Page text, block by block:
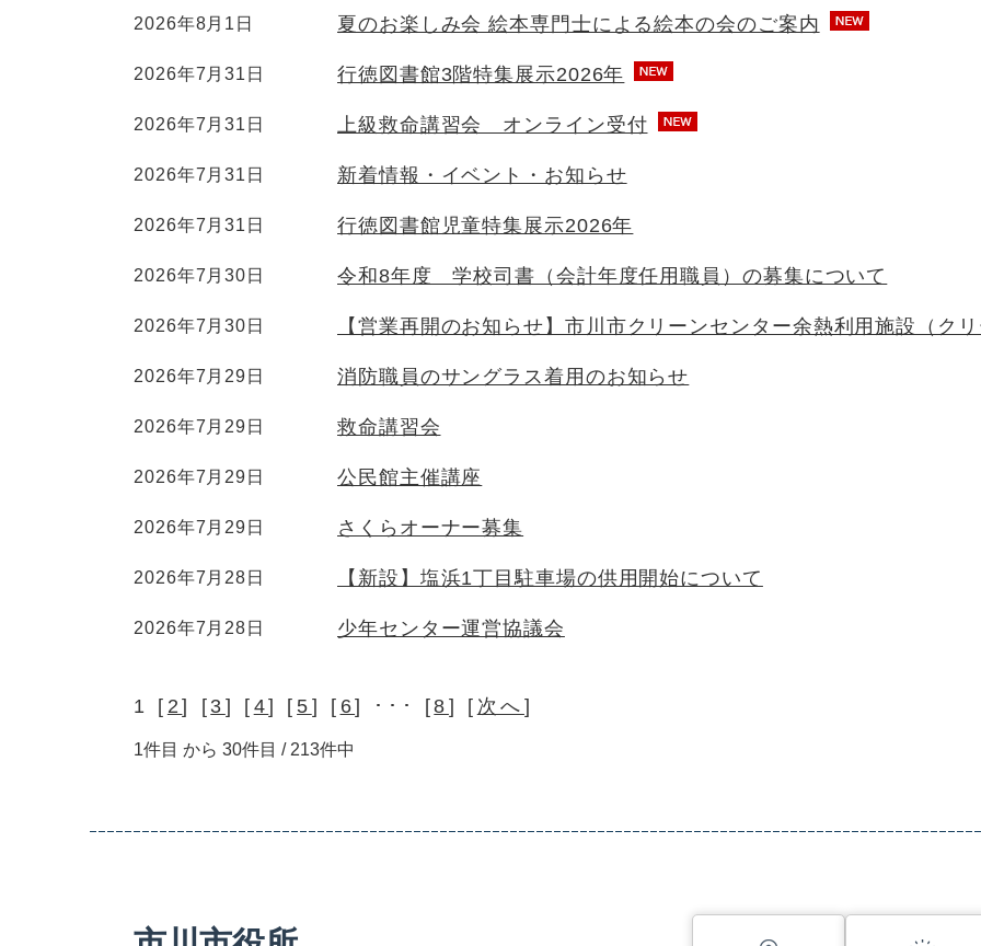
2026年8月1日 夏のお楽しみ会 絵本専門士による絵本の会のご案内
2026年7月31日 行徳図書館3階特集展示2026年
2026年7月31日 上級救命講習会 オンライン受付
2026年7月31日 新着情報・イベント・お知らせ
2026年7月31日 行徳図書館児童特集展示2026年
2026年7月30日 令和8年度 学校司書（会計年度任用職員）の募集について
2026年7月30日 【営業再開のお知らせ】市川市クリーンセンター余熱利用施設（クリ
2026年7月29日 消防職員のサングラス着用のお知らせ
2026年7月29日 救命講習会
2026年7月29日 公民館主催講座
2026年7月29日 さくらオーナー募集
2026年7月28日 【新設】塩浜1丁目駐車場の供用開始について
2026年7月28日 少年センター運営協議会
1 [ 2] [ 3 ] [ 4] [ 5 ] [ 6] ･･･ [8 ] [ 次へ ]
1件目 から 30件目 / 213件中